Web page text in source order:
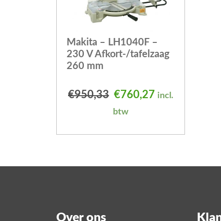
Makita – LH1040F –
230 V Afkort-/tafelzaag
260 mm
€950,33 Oorspronkelijke prijs
€760,27 Huidige prijs
incl.
btw
Over ons